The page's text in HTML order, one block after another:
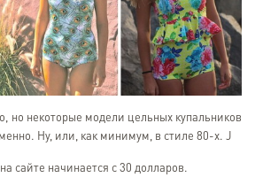
но некоторые модели цельных купальников
Ну, или, как минимум, в стиле 80-х. J
сайте начинается с 30 долларов.